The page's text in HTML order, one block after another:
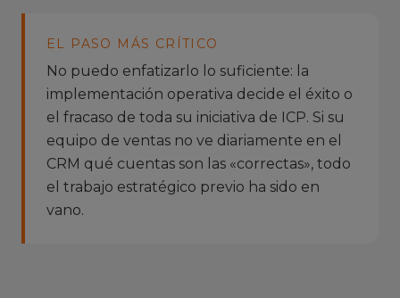
EL PASO MÁS CRÍTICO
No puedo enfatizarlo lo suficiente: la
implementación operativa decide el éxito o
el fracaso de toda su iniciativa de ICP. Si su
equipo de ventas no ve diariamente en el
CRM qué cuentas son las «correctas», todo
el trabajo estratégico previo ha sido en
vano.